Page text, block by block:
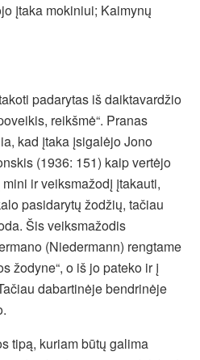
įtaka mokiniui; Kaimynų
padarytas iš daiktavardžio
reikšmė“. Pranas
kad įtaka įsigalėjo Jono
(1936: 151) kaip vertėjo
ir veiksmažodį įtakauti,
pasidarytų žodžių, tačiau
Šis veiksmažodis
(Niedermann) rengtame
žodyne“, o iš jo pateko ir į
dabartinėje bendrinėje
tipą, kuriam būtų galima